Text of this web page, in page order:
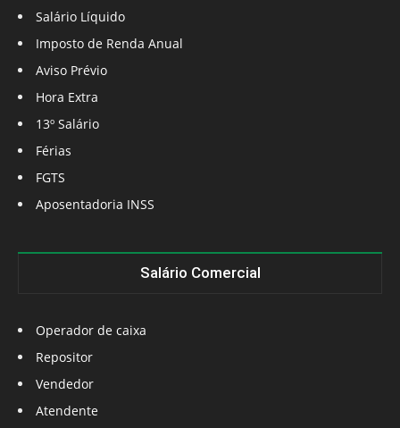
Salário Líquido
Imposto de Renda Anual
Aviso Prévio
Hora Extra
13º Salário
Férias
FGTS
Aposentadoria INSS
Salário Comercial
Operador de caixa
Repositor
Vendedor
Atendente